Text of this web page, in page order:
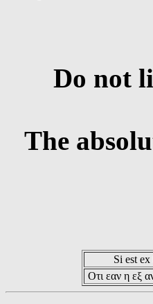
Do not
The
Si est
Οτι εαν η εξ